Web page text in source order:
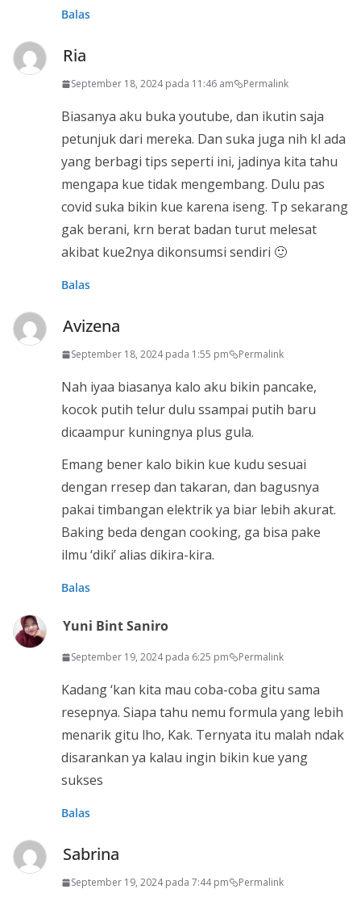
Balas
Ria
September 18, 2024 pada 11:46 am Permalink
Biasanya aku buka youtube, dan ikutin saja
petunjuk dari mereka. Dan suka juga nih kl ada
yang berbagi tips seperti ini, jadinya kita tahu
mengapa kue tidak mengembang. Dulu pas
covid suka bikin kue karena iseng. Tp sekarang
gak berani, krn berat badan turut melesat
akibat kue2nya dikonsumsi sendiri 🙂
Balas
Avizena
September 18, 2024 pada 1:55 pm Permalink
Nah iyaa biasanya kalo aku bikin pancake,
kocok putih telur dulu ssampai putih baru
dicaampur kuningnya plus gula.
Emang bener kalo bikin kue kudu sesuai
dengan rresep dan takaran, dan bagusnya
pakai timbangan elektrik ya biar lebih akurat.
Baking beda dengan cooking, ga bisa pake
ilmu ‘diki’ alias dikira-kira.
Balas
Yuni Bint Saniro
September 19, 2024 pada 6:25 pm Permalink
Kadang ‘kan kita mau coba-coba gitu sama
resepnya. Siapa tahu nemu formula yang lebih
menarik gitu lho, Kak. Ternyata itu malah ndak
disarankan ya kalau ingin bikin kue yang
sukses
Balas
Sabrina
September 19, 2024 pada 7:44 pm Permalink